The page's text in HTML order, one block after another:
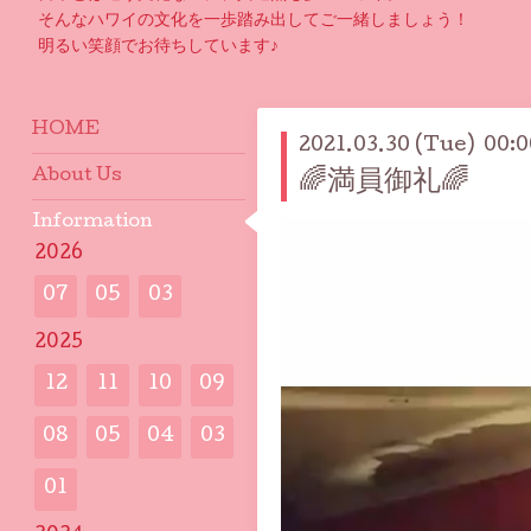
そんなハワイの文化を一歩踏み出してご一緒しましょう！
明るい笑顔でお待ちしています♪
2021.03.30 (Tue)
🌈満員御礼🌈
HOME
About Us
Information
2026
07 05 03
2025
12 11 10 09
08 05 04 03
01